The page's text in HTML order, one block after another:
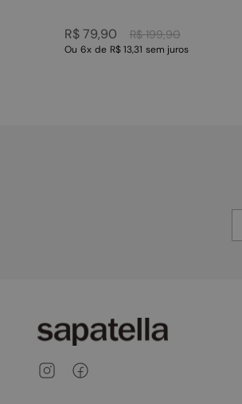
R$ 199,90
R$ 79,90
Ou 6x de R$ 13,31 sem juros